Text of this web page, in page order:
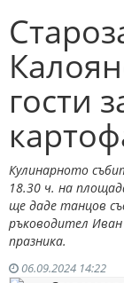
гости
Кулинарното
18.30 ч. на
ще даде танцов
ръководител
празника.
06.09.2024 14:22